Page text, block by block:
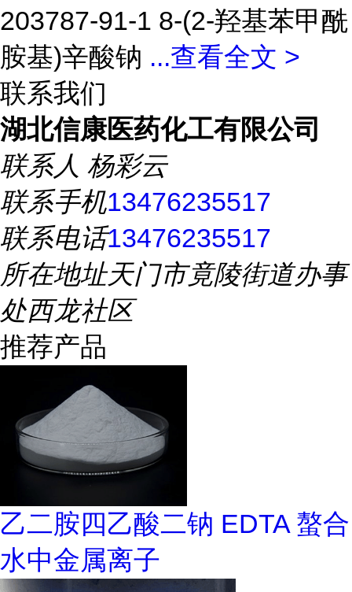
203787-91-1 8-(2-羟基苯甲酰
胺基)辛酸钠 ...查看全文 >
联系我们
湖北信康医药化工有限公司
联系人 杨彩云
联系手机13476235517
联系电话13476235517
所在地址天门市竟陵街道办事
处西龙社区
推荐产品
乙二胺四乙酸二钠 EDTA 螯合
水中金属离子